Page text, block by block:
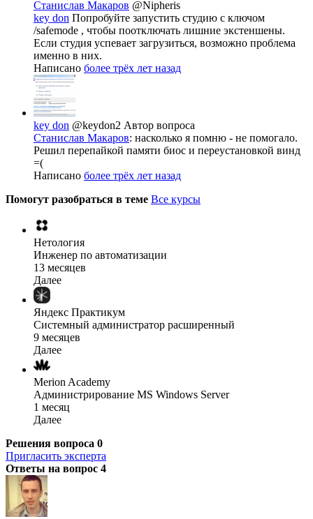
Станислав Макаров @Nipheris
key don Попробуйте запустить студию с ключом
/safemode , чтобы поотключать лишние экстеншены.
Если студия успевает загрузиться, возможно проблема
именно в них.
Написано более трёх лет назад
key don @keydon2 Автор вопроса
Станислав Макаров: насколько я помню - не помогало.
Решил перепайкой памяти биос и переустановкой винд
=(
Написано более трёх лет назад
Помогут разобраться в теме Все курсы
Нетология
Инженер по автоматизации
13 месяцев
Далее
Яндекс Практикум
Системный администратор расширенный
9 месяцев
Далее
Merion Academy
Администрирование MS Windows Server
1 месяц
Далее
Решения вопроса 0
Пригласить эксперта
Ответы на вопрос 4